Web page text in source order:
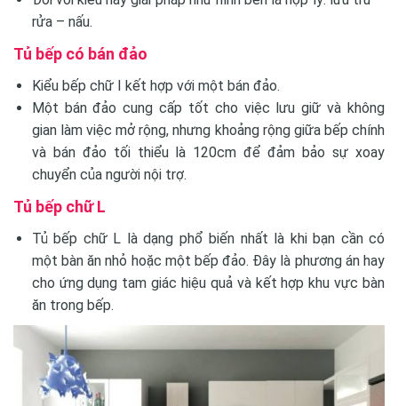
rửa – nấu.
Tủ bếp có bán đảo
Kiểu bếp chữ I kết hợp với một bán đảo.
Một bán đảo cung cấp tốt cho việc lưu giữ và không
gian làm việc mở rộng, nhưng khoảng rộng giữa bếp chính
và bán đảo tối thiểu là 120cm để đảm bảo sự xoay
chuyển của người nội trợ.
Tủ bếp chữ L
Tủ bếp chữ L là dạng phổ biến nhất là khi bạn cần có
một bàn ăn nhỏ hoặc một bếp đảo. Đây là phương án hay
cho ứng dụng tam giác hiệu quả và kết hợp khu vực bàn
ăn trong bếp.